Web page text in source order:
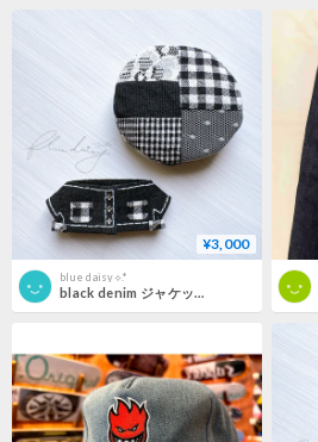
¥3,000
blue daisy⟡.*
black denim ジャケット・ベレー帽セット